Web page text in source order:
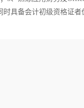
具备会计初级资格证者